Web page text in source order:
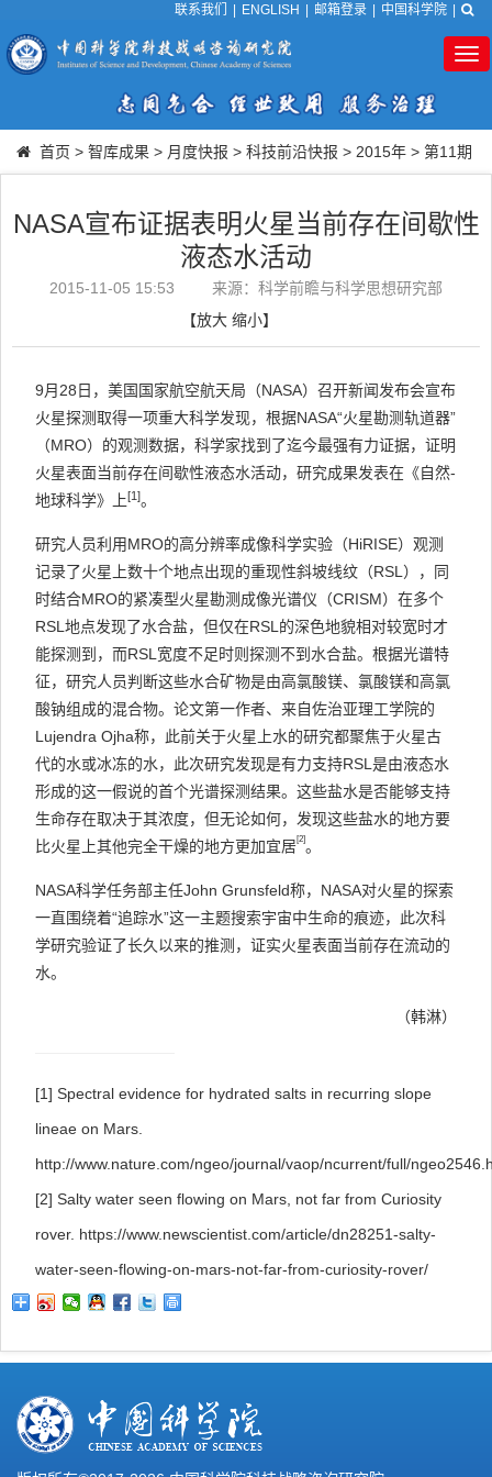
联系我们 ENGLISH 邮箱登录 中国科学院
首页 > 智库成果 > 月度快报 > 科技前沿快报 > 2015年 > 第11期
NASA宣布证据表明火星当前存在间歇性
液态水活动
2015-11-05 15:53
来源：科学前瞻与科学思想研究部
【放大 缩小】
9月28日，美国国家航空航天局（NASA）召开新闻发布会宣布
火星探测取得一项重大科学发现，根据NASA“火星勘测轨道器”
（MRO）的观测数据，科学家找到了迄今最强有力证据，证明
火星表面当前存在间歇性液态水活动，研究成果发表在《自然-
地球科学》上[1]。
研究人员利用MRO的高分辨率成像科学实验（HiRISE）观测
记录了火星上数十个地点出现的重现性斜坡线纹（RSL），同
时结合MRO的紧凑型火星勘测成像光谱仪（CRISM）在多个
RSL地点发现了水合盐，但仅在RSL的深色地貌相对较宽时才
能探测到，而RSL宽度不足时则探测不到水合盐。根据光谱特
征，研究人员判断这些水合矿物是由高氯酸镁、氯酸镁和高氯
酸钠组成的混合物。论文第一作者、来自佐治亚理工学院的
Lujendra Ojha称，此前关于火星上水的研究都聚焦于火星古
代的水或冰冻的水，此次研究发现是有力支持RSL是由液态水
形成的这一假说的首个光谱探测结果。这些盐水是否能够支持
生命存在取决于其浓度，但无论如何，发现这些盐水的地方要
比火星上其他完全干燥的地方更加宜居[2]。
NASA科学任务部主任John Grunsfeld称，NASA对火星的探索
一直围绕着“追踪水”这一主题搜索宇宙中生命的痕迹，此次科
学研究验证了长久以来的推测，证实火星表面当前存在流动的
水。
（韩淋）
[1] Spectral evidence for hydrated salts in recurring slope
lineae on Mars.
http://www.nature.com/ngeo/journal/vaop/ncurrent/full/
[2] Salty water seen flowing on Mars, not far from Curiosity
rover. https://www.newscientist.com/article/dn28251-salty-
water-seen-flowing-on-mars-not-far-from-curiosity-rover/